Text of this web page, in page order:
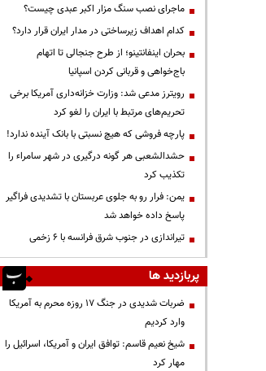
ماجرای نصب سنگ مزار اکبر عبدی چیست؟
کدام اهداف زیرساختی در مدار ایران قرار دارد؟
بحران اینفانتینو؛ از طرح جنجالی تا اتهام
باج‌خواهی و قربانی کردن اسپانیا
رویترز مدعی شد: وزارت خزانه‌داری آمریکا برخی
تحریم‌های مرتبط با ایران را لغو کرد
پارچه فروشی که هیچ نسبتی با بانک آینده ندارد!
حشدالشعبی هر گونه درگیری در شهر سامراء را
تکذیب کرد
یمن: فرار رو به جلوی عربستان با تشدیدی فراگیر
پاسخ داده خواهد شد
تیراندازی در جنوب شرق فرانسه با ۶ زخمی
پربازدید ها
ضربات شدیدی در جنگ ۱۷ روزه محرم به آمریکا
وارد کردیم
شیخ نعیم قاسم: توافق ایران و آمریکا، اسرائیل را
مهار کرد